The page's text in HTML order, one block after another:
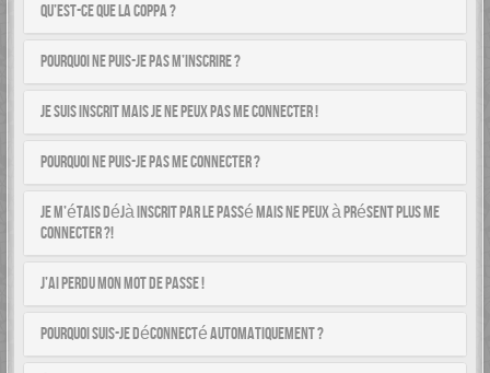
Qu’est-ce que la COPPA ?
Pourquoi ne puis-je pas m’inscrire ?
Je suis inscrit mais je ne peux pas me connecter !
Pourquoi ne puis-je pas me connecter ?
Je m’étais déjà inscrit par le passé mais ne peux à présent plus me
connecter ?!
J’ai perdu mon mot de passe !
Pourquoi suis-je déconnecté automatiquement ?